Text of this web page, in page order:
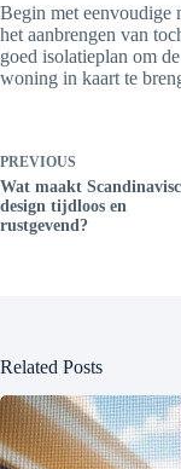
Begin met eenvoudige
het aanbrengen van
goed isolatieplan om
woning in kaart te
PREVIOUS
Wat maakt
design tijdloos en
rustgevend?
Related Posts